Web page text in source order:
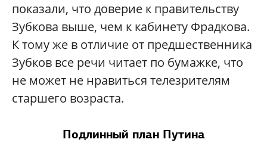
показали, что доверие к правительству
Зубкова выше, чем к кабинету Фрадкова.
К тому же в отличие от предшественника
Зубков все речи читает по бумажке, что
не может не нравиться телезрителям
старшего возраста.
Подлинный план Путина